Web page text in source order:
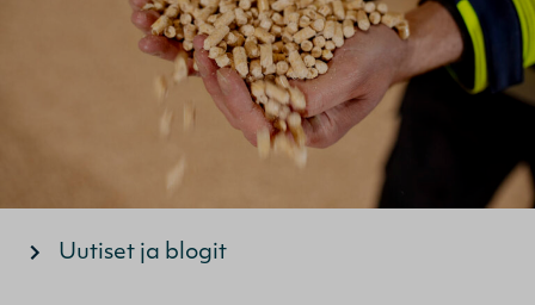
Uutiset ja blogit